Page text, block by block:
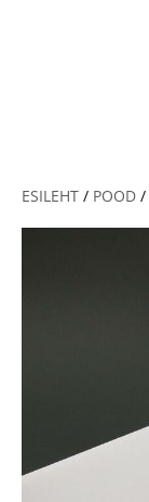
ESILEHT / POOD /